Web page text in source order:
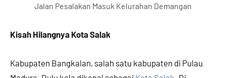
Jalan Pesalakan Masuk Kelurahan Demangan
Kisah Hilangnya Kota Salak
Kabupaten Bangkalan, salah satu kabupaten di Pulau